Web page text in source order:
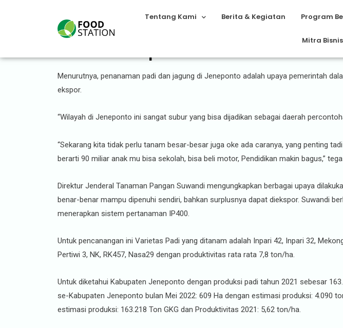
Tentang Kami Berita & Kegiatan Program
Mitra Bisnis
Mentan SYL Optimis Produksi Pertanian
Menurutnya, penanaman padi dan jagung di Jeneponto adalah upaya pemerintah
ekspor.
“Wilayah di Jeneponto ini sangat subur yang bisa dijadikan sebagai daerah
“Sekarang kita tidak perlu tanam besar-besar juga oke ada caranya, yang penting
berarti 90 miliar anak mu bisa sekolah, bisa beli motor, Pendidikan makin bagus,”
Direktur Jenderal Tanaman Pangan Suwandi mengungkapkan berbagai upaya
benar-benar mampu dipenuhi sendiri, bahkan surplusnya dapat diekspor. Suwandi
menerapkan sistem pertanaman IP400.
Untuk pencanangan ini Varietas Padi yang ditanam adalah Inpari 42, Inpari 32,
Pertiwi 3, NK, RK457, Nasa29 dengan produktivitas rata rata 7,8 ton/ha.
Untuk diketahui Kabupaten Jeneponto dengan produksi padi tahun 2021 sebesar
se-Kabupaten Jeneponto bulan Mei 2022: 609 Ha dengan estimasi produksi: 4.090
estimasi produksi: 163.218 Ton GKG dan Produktivitas 2021: 5,62 ton/ha.